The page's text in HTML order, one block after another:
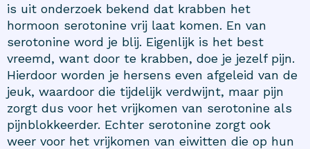
is uit onderzoek bekend dat krabben het
hormoon serotonine vrij laat komen. En van
serotonine word je blij. Eigenlijk is het best
vreemd, want door te krabben, doe je jezelf pijn.
Hierdoor worden je hersens even afgeleid van de
jeuk, waardoor die tijdelijk verdwijnt, maar pijn
zorgt dus voor het vrijkomen van serotonine als
pijnblokkeerder. Echter serotonine zorgt ook
weer voor het vrijkomen van eiwitten die op hun